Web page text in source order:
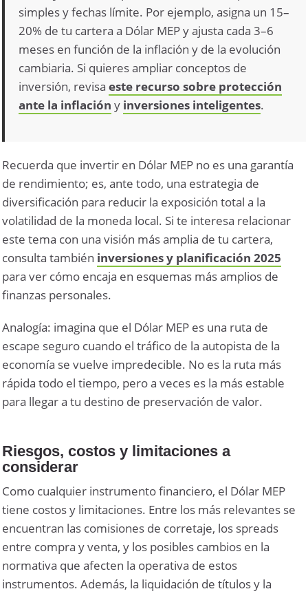
simples y fechas límite. Por ejemplo, asigna un 15–
20% de tu cartera a Dólar MEP y ajusta cada 3–6
meses en función de la inflación y de la evolución
cambiaria. Si quieres ampliar conceptos de
inversión, revisaeste recurso sobre protección
ante la inflación y inversiones inteligentes.
Recuerda que invertir en Dólar MEP no es una garantía
de rendimiento; es, ante todo, una estrategia de
diversificación para reducir la exposición total a la
volatilidad de la moneda local. Si te interesa relacionar
este tema con una visión más amplia de tu cartera,
consulta también inversiones y planificación 2025
para ver cómo encaja en esquemas más amplios de
finanzas personales.
Analogía: imagina que el Dólar MEP es una ruta de
escape seguro cuando el tráfico de la autopista de la
economía se vuelve impredecible. No es la ruta más
rápida todo el tiempo, pero a veces es la más estable
para llegar a tu destino de preservación de valor.
Riesgos, costos y limitaciones a
considerar
Como cualquier instrumento financiero, el Dólar MEP
tiene costos y limitaciones. Entre los más relevantes se
encuentran las comisiones de corretaje, los spreads
entre compra y venta, y los posibles cambios en la
normativa que afecten la operativa de estos
instrumentos. Además, la liquidación de títulos y la